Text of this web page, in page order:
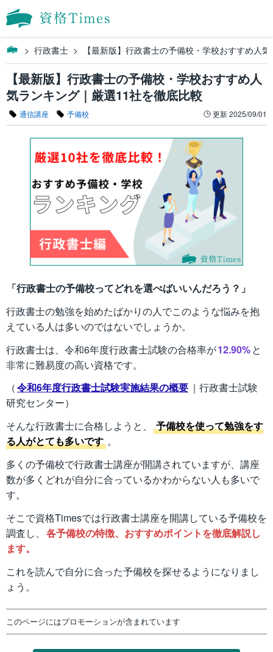
行政書士 【最新版】行政書士の予備校・学校おすすめ人
【最新版】行政書士の予備校・学校おすすめ人
気ランキング｜厳選11社を徹底比較
通信講座 予備校 更新2025/09/01
「行政書士の予備校ってどれを選べばいいんだろう？」
行政書士の勉強を始めたばかりの人でこのような悩みを抱
えている人は多いのではないでしょうか。
行政書士は、令和6年度行政書士試験の合格率が12.90%と
非常に難易度の高い資格です。
（令和6年度行政書士試験実施結果の概要 ｜行政書士試験
研究センター）
そんな行政書士に合格しようと、
予備校を使って勉強をす
る人がとても多いです 。
多くの予備校で行政書士講座が開講されていますが、講座
数が多くどれが自分に合っているかわからない人も多いで
す。
そこで資格Timesでは行政書士講座を開講している予備校を
調査し、 各予備校の特徴、おすすめポイントを徹底解説し
ます。
これを読んで自分に合った予備校を探せるようになりまし
ょう。
このページにはプロモーションが含まれています